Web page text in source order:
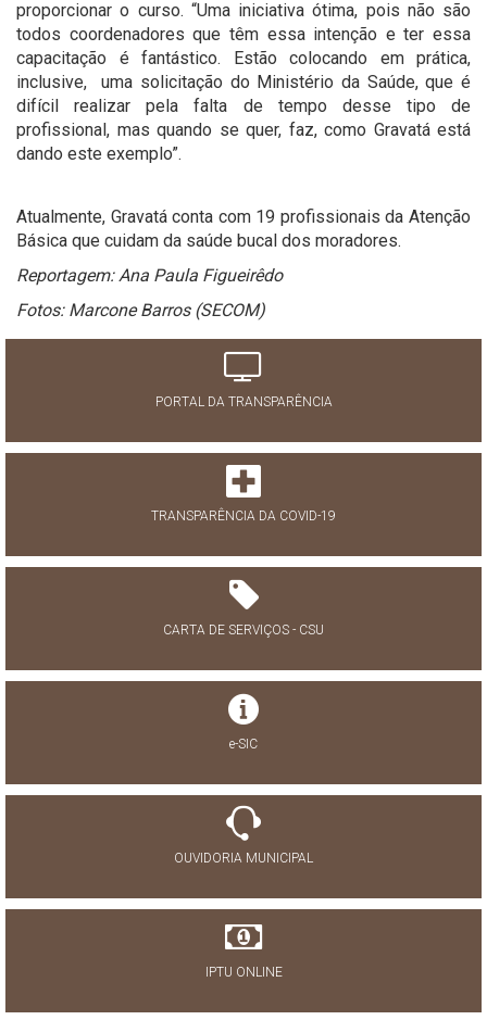
proporcionar o curso. “Uma iniciativa ótima, pois não são
todos coordenadores que têm essa intenção e ter essa
capacitação é fantástico. Estão colocando em prática,
inclusive, uma solicitação do Ministério da Saúde, que é
difícil realizar pela falta de tempo desse tipo de
profissional, mas quando se quer, faz, como Gravatá está
dando este exemplo”.
Atualmente, Gravatá conta com 19 profissionais da Atenção
Básica que cuidam da saúde bucal dos moradores.
Reportagem: Ana Paula Figueirêdo
Fotos: Marcone Barros (SECOM)
PORTAL DA TRANSPARÊNCIA
TRANSPARÊNCIA DA COVID-19
CARTA DE SERVIÇOS - CSU
e-SIC
OUVIDORIA MUNICIPAL
IPTU ONLINE